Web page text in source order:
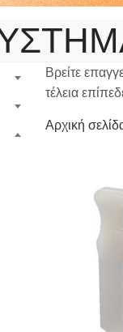
Βρείτε
τέλεια
Αρχική